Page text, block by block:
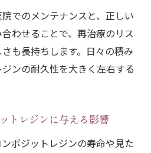
でのメンテナンスと、正しい
わせることで、再治療のリス
も長持ちします。日々の積み
ンの耐久性を大きく左右する
トレジンに与える影響
ポジットレジンの寿命や見た